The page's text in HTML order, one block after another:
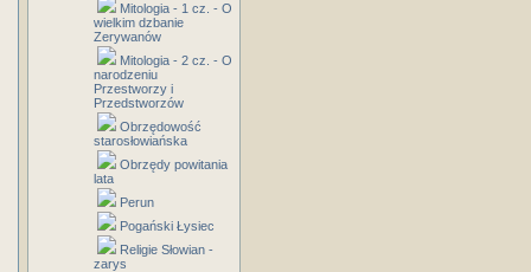
Mitologia - 1 cz. - O
wielkim dzbanie
Zerywanów
Mitologia - 2 cz. - O
narodzeniu
Przestworzy i
Przedstworzów
Obrzędowość
starosłowiańska
Obrzędy powitania
lata
Perun
Pogański Łysiec
Religie Słowian -
zarys